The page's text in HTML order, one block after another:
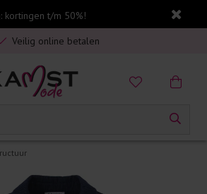
kortingen t/m 50%!
in Nederland vanaf €75,-
Veilig online betalen
spaarbonus op jouw aankoop
in Nederland vanaf €75,-